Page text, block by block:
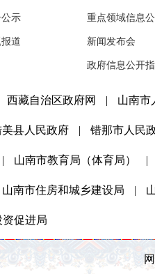
示
道
重点领域信息
新闻发布会
政府信息公开
西藏自治区政府网 | 山南市
美县人民政府 | 错那市人民
| 山南市教育局（体育局） |
山南市住房和城乡建设局 |
资促进局